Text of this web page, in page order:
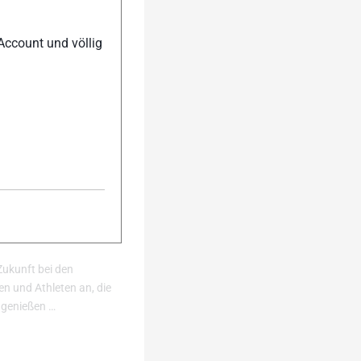
aus der
bei den
und Athleten an, die
…
und völlig